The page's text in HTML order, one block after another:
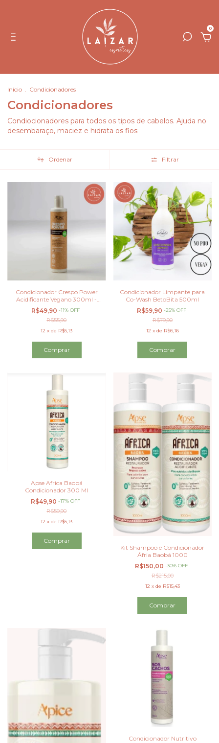
0
Início . Condicionadores
Condicionadores
Condiocionadores para todos os tipos de cabelos. Ajuda no
desembaraço, maciez e hidrata os fios
Ordenar Filtrar
Condicionador Crespo Power
Acidificante Vegano 300ml -
Apse
R$49,90-11%OFF
R$55,90
12 xde R$5,13
Condicionador Limpante para
Co-Wash BetoBita 500ml
R$59,90 -25% OFF
R$79,90
12 x de R$6,16
Apse Africa Baobá
Condicionador 300 Ml
R$49,90-17%OFF
R$59,90
12 xde R$5,13
Kit Shampoo e Condicionador
Áfria Baobá 1000
R$150,00-30%OFF
R$215,00
12 x de R$15,43
Condicionador Nutritivo